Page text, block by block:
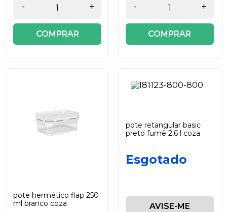
- +
COMPRAR
- +
COMPRAR
pote hermético flap 250
ml branco coza
pote retangular basic
preto fumê 2,6 l coza
Esgotado
AVISE-ME